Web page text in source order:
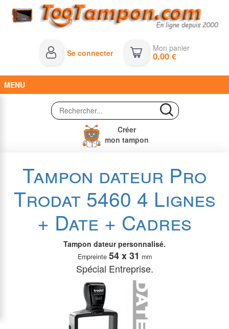
Se connecter Mon panier
0.00€
MENU
Créer
mon tampon
Tampon dateur Pro
Trodat 5460 4 Lignes
+ Date + Cadres
Tampon dateur personnalisé.
Empreinte 54 x 31 mm
Spécial Entreprise.